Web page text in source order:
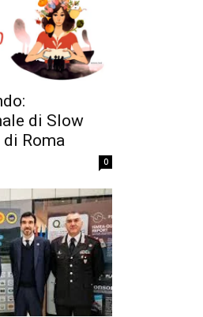
di Slow
di Roma
0